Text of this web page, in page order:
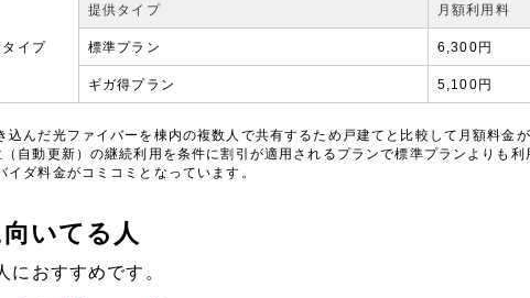
タイプ
提供タイプ 月額利用料
標準プラン 6,300円
ギガ得プラン 5,100円
込んだ光ファイバーを棟内の複数人で共有するため戸建てと比較して月額料金が
自動更新）の継続利用を条件に割引が適用されるプランで標準プランよりも利
イダ料金がコミコミとなっています。
いてる人
におすすめです。